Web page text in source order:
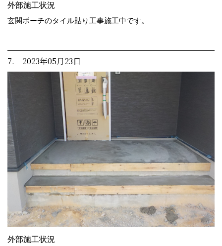
外部施工状況
玄関ポーチのタイル貼り工事施工中です。
7. 2023年05月23日
外部施工状況